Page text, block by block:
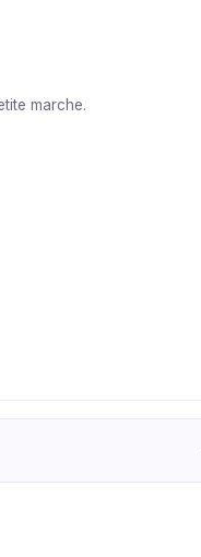
marche.